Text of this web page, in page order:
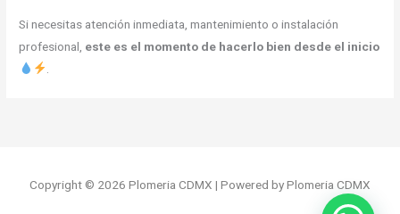
Si necesitas atención inmediata, mantenimiento o instalación
profesional, este es el momento de hacerlo bien desde el inicio
Copyright © 2026 Plomeria CDMX | Powered by Plomeria CDMX